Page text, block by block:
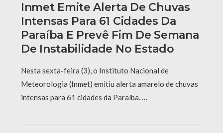
Inmet Emite Alerta De Chuvas
Intensas Para 61 Cidades Da
Paraíba E Prevê Fim De Semana
De Instabilidade No Estado
Nesta sexta-feira (3), o Instituto Nacional de
Meteorologia (Inmet) emitiu alerta amarelo de chuvas
intensas para 61 cidades da Paraíba. …